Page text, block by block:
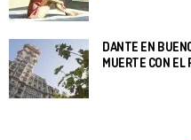
DANTE EN
MUERTE CON EL